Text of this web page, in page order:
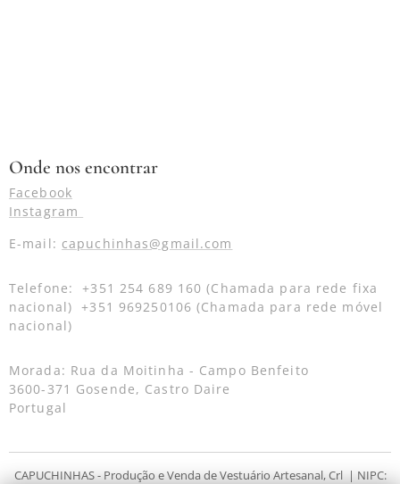
Onde nos encontrar
Facebook
Instagram
E-mail: capuchinhas@gmail.com
Telefone: +351 254 689 160 (Chamada para rede fixa
nacional) +351 969250106 (Chamada para rede móvel
nacional)
Morada: Rua da Moitinha - Campo Benfeito
3600-371 Gosende, Castro Daire
Portugal
CAPUCHINHAS - Produção e Venda de Vestuário Artesanal, Crl | NIPC: